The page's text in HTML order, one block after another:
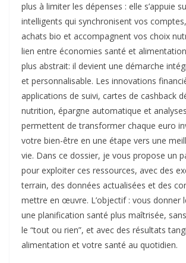
plus à limiter les dépenses : elle s’appuie
intelligents qui synchronisent vos
achats bio et accompagnent vos choix
lien entre économies santé et alimentation
plus abstrait: il devient une démarche
et personnalisable. Les innovations
applications de suivi, cartes de cashback
nutrition, épargne automatique et
permettent de transformer chaque euro
votre bien-être en une étape vers une
vie. Dans ce dossier, je vous propose un
pour exploiter ces ressources, avec des
terrain, des données actualisées et des
mettre en œuvre. L’objectif : vous donner
une planification santé plus maîtrisée,
le “tout ou rien”, et avec des résultats
alimentation et votre santé au quotidien.